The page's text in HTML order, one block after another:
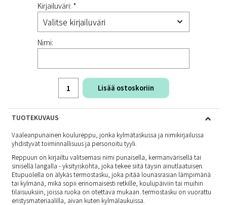
Kirjailuväri: *
Nimi:
Lisää ostoskoriin
TUOTEKUVAUS
Vaaleanpunainen koulureppu, jonka kylmätaskussa ja nimikirjailussa
yhdistyvät toiminnallisuus ja personoitu tyyli.
Reppuun on kirjailtu valitsemasi nimi punaisella, kermanvärisellä tai
sinisellä langalla - yksityiskohta, joka tekee siitä täysin ainutlaatuisen.
Etupuolella on älykäs termostasku, joka pitää lounasrasian lämpimänä
tai kylmänä, mikä sopii erinomaisesti retkille, koulupäiviin tai muihin
tilaisuuksiin, joissa ruoka on otettava mukaan. termostasku on vuorattu
eristysmateriaalilla, aivan kuten kylmälaukuissa.